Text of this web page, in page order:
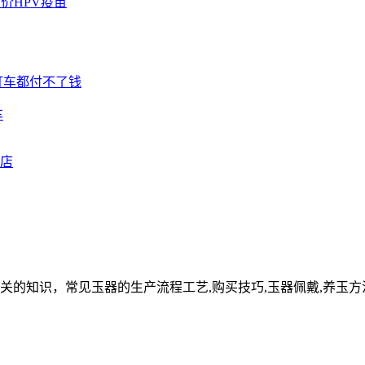
的知识，常见玉器的生产流程工艺,购买技巧,玉器佩戴,养玉方